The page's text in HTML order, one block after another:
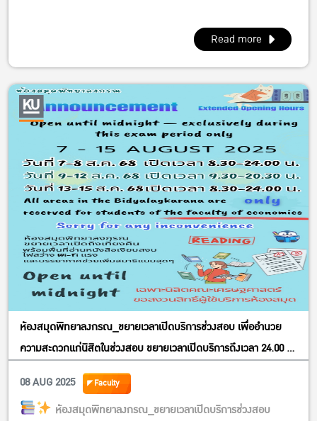
Read more
ห้องสมุดพิทยาลงกรณ_ขยายเวลาเปิดบริการช่วงสอบ เพื่ออำนวย
ความสะดวกแก่นิสิตในช่วงสอบ ขยายเวลาเปิดบริการถึงเวลา 24.00 น.
(เฉพาะช่วงสอบนี้เท่านั้น)
08 AUG 2025 Faculty
ห้องสมุดพิทยาลงกรณ_ขยายเวลาเปิดบริการช่วงสอบ